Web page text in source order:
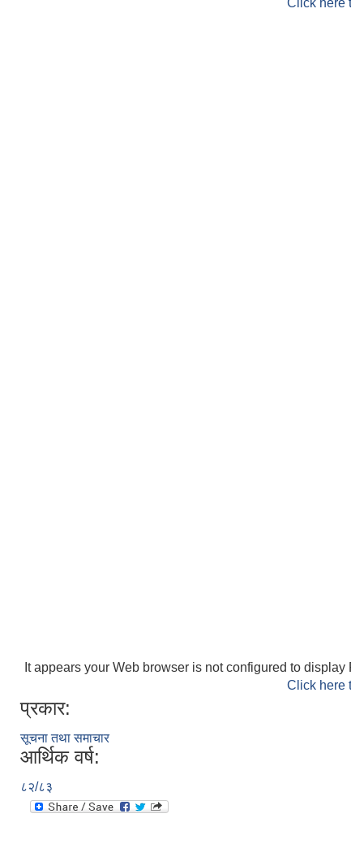
It appears your Web browser is not configured to display
Click here
प्रकार:
सूचना तथा समाचार
आर्थिक वर्ष:
८२/८३